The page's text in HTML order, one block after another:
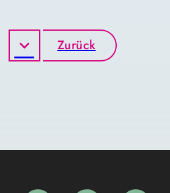
Zurück